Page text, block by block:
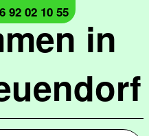
in
92 02 10 55